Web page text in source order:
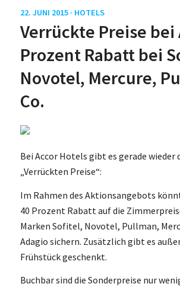
22. JUNI 2015 · HOTELS
Verrückte Preise bei
Prozent Rabatt bei
Novotel, Mercure,
Co.
Bei Accor Hotels gibt es gerade wieder
„Verrückten Preise“:
Im Rahmen des Aktionsangebots
40 Prozent Rabatt auf die
Marken Sofitel, Novotel, Pullman,
Adagio sichern. Zusätzlich gibt es
Frühstück geschenkt.
Buchbar sind die Sonderpreise nur